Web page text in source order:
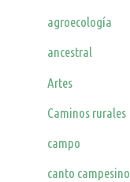
agroecología
ancestral
Artes
Caminos rurales
campo
canto campesino